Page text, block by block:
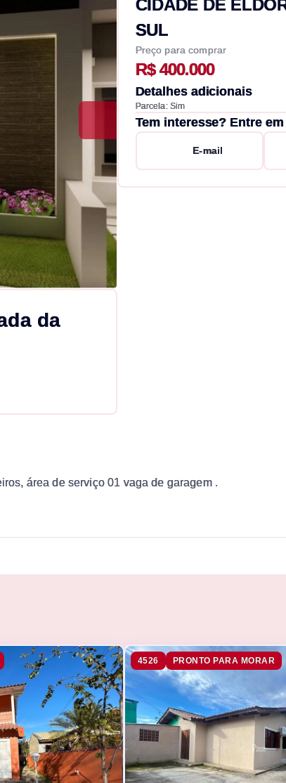
da
CIDADE DE
SUL
Preço para comprar
R$ 400.000
Detalhes adicionais
Parcela: Sim
Tem interesse? Entre
E-mail
área de serviço 01 vaga de garagem .
4526 PRONTO PARA MORAR